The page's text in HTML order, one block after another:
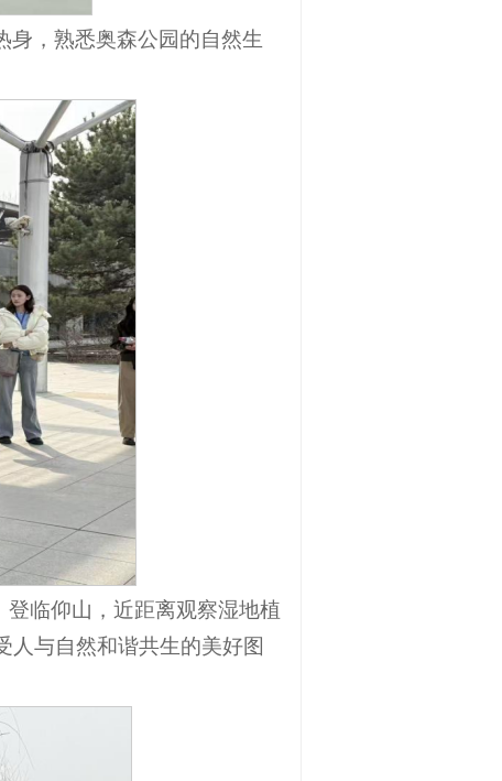
身，熟悉奥森公园的自然生
临仰山，近距离观察湿地植
人与自然和谐共生的美好图